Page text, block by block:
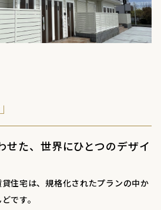
せた、世界にひとつのデザイ
住宅は、規格化されたプランの中か
です。